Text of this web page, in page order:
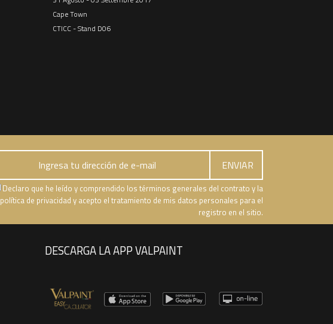
Cape Town
CTICC - Stand D06
Declaro que he leído y comprendido los términos generales del contrato y la
política de privacidad y acepto el tratamiento de mis datos personales para el
registro en el sitio.
DESCARGA LA APP VALPAINT